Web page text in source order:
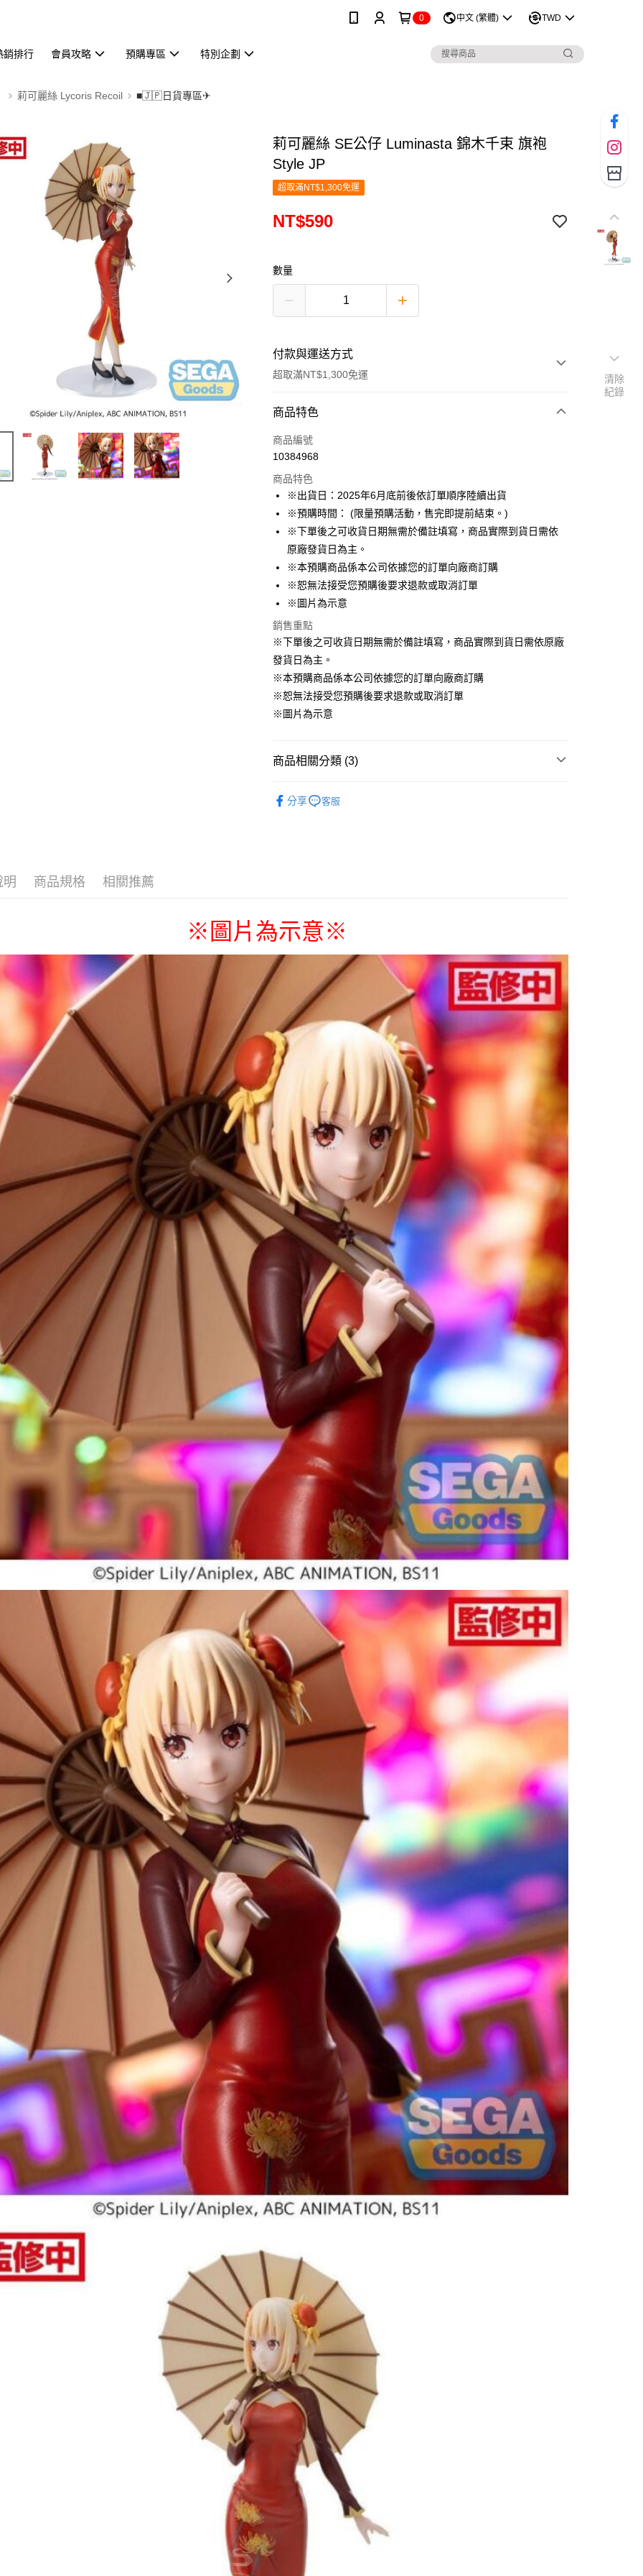
0 中文 (繁體) TWD
銷排行 會員攻略 預購專區 特別企劃
莉可麗絲 Lycoris Recoil ■🇯🇵日貨專區✈
莉可麗絲 SE公仔 Luminasta 錦木千束 旗袍
Style JP
超取滿NT$1,300免運
NT$590
數量
付款與運送方式
超取滿NT$1,300免運
付款方式
信用卡一次付款
LINE Pay
Apple Pay
悠遊付
Google Pay
ATM付款
貨到付款
運送方式
全家取貨付款
每筆NT$65，滿NT$1,300(含以上)免運費
每筆NT$65，滿NT$1,300(含以上)免運費
每筆NT$9,999
宅配-木棉花樂園專用
宅配-離島(澎湖/金門/馬祖)-木棉花樂園專用
每筆NT$220
黑貓宅配-貨到付款
每筆NT$150
商品特色
商品編號
10384968
商品特色
※出貨日：2025年6月底前後依訂單順序陸續出貨
※預購時間： (限量預購活動，售完即提前結束。)
※下單後之可收貨日期無需於備註填寫，商品實際到貨日需依
原廠發貨日為主。
※本預購商品係本公司依據您的訂單向廠商訂購
※恕無法接受您預購後要求退款或取消訂單
※圖片為示意
銷售重點
※下單後之可收貨日期無需於備註填寫，商品實際到貨日需依原廠
發貨日為主。
※本預購商品係本公司依據您的訂單向廠商訂購
※恕無法接受您預購後要求退款或取消訂單
※圖片為示意
商品相關分類 (3)
Lycoris Recoil
分享 客服
明 商品規格 相關推薦
※圖片為示意※
清除
紀錄